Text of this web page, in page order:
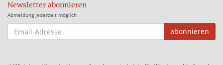
Newsletter abonnieren
Abmeldung jederzeit möglich
EMAIL-
ADRESSE
abonnieren